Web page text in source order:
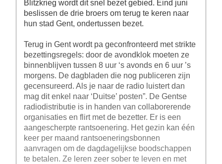
Blitzkrieg wordt dit snel bezet gebied. Eind juni
beslissen de drie broers om terug te keren naar
hun stad Gent, ondertussen bezet.
Terug in Gent wordt pa geconfronteerd met strikte
bezettingsregels: door de avondklok moeten ze
binnenblijven tussen 8 uur ‘s avonds en 6 uur ’s
morgens. De dagbladen die nog publiceren zijn
gecensureerd. Als je naar de radio luistert dan
mag dit enkel naar ‘Duitse’ posten”. De Gentse
radiodistributie is in handen van collaborerende
organisaties en flirt met de bezetter. Er is een
aangescherpte rantsoenering. Het gezin kan één
keer per maand rantsoeneringsbonnen
aanvragen om de dagdagelijkse boodschappen
te betalen. Ze leren zeer sober te leven en met